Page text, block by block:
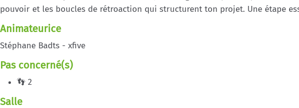
pouvoir et les boucles de rétroaction qui structurent ton projet. Une étape
Animateurice
Stéphane Badts - xfive
Pas concerné(s)
👣 2
Salle